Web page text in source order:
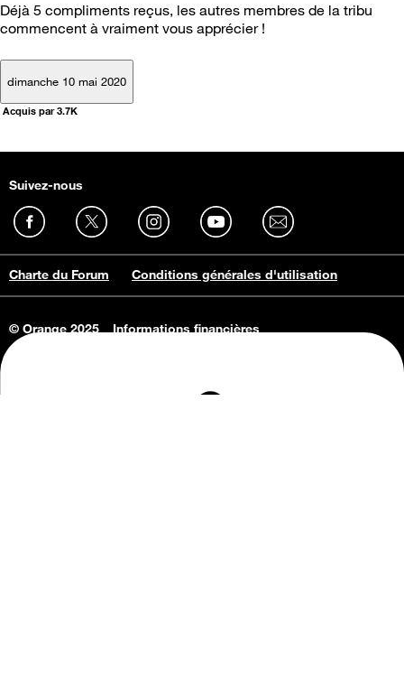
Déjà 5 compliments reçus, les autres membres de la tribu
commencent à vraiment vous apprécier !
dimanche 10 mai 2020
Acquis par 3.7K
Suivez-nous
Charte du Forum Conditions générales d'utilisation
© Orange 2025
Informations financières